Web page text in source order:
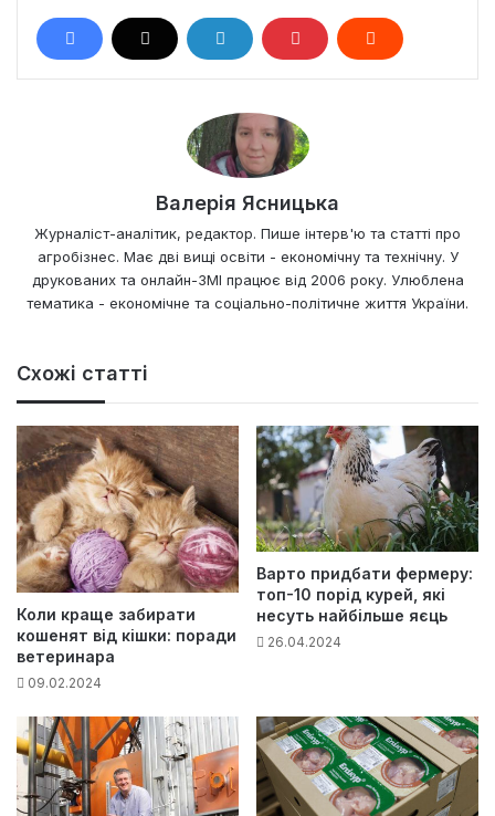
Валерія Ясницька
Журналіст-аналітик, редактор. Пише інтерв'ю та статті про
агробізнес. Має дві вищі освіти - економічну та технічну. У
друкованих та онлайн-ЗМІ працює від 2006 року. Улюблена
тематика - економічне та соціально-політичне життя України.
Схожі статті
Коли краще забирати
кошенят від кішки: поради
ветеринара
09.02.2024
Варто придбати фермеру:
топ-10 порід курей, які
несуть найбільше яєць
26.04.2024